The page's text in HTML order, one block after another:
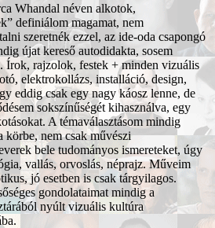
Whandal néven alkotok,
definiálom magamat, nem
szeretnék ezzel, az ide-oda csapongó
újat kereső autodidakta, sosem
Írok, rajzolok, festek + minden vizuális
elektrokollázs, installáció, design,
eddig csak egy nagy káosz lenne, de
sokszínűségét kihasználva, egy
A témaválasztásom mindig
körbe, nem csak művészi
bele tudományos ismereteket, úgy
vallás, orvoslás, néprajz. Műveim
jó esetben is csak tárgyilagos.
gondolataimat mindig a
nyúlt vizuális kultúra